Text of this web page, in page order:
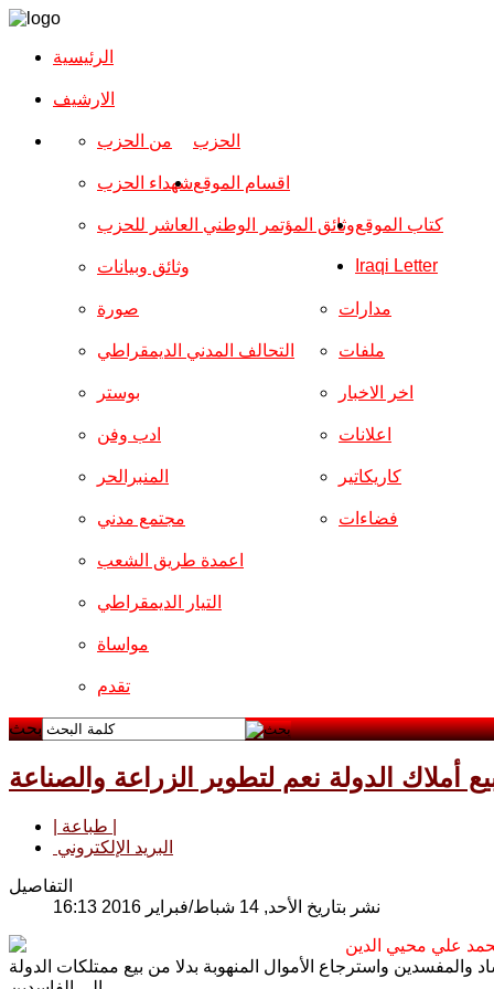
الرئيسية
الارشیف
الحزب من الحزب
شهداء الحزب
وثائق المؤتمر الوطني العاشر للحزب
وثائق وبيانات
اقسام الموقع
صورة
التحالف المدني الديمقراطي
بوستر
ادب وفن
المنبرالحر
مجتمع مدني
مدارات
ملفات
اخر الاخبار
اعلانات
كاريكاتير
فضاءات
اعمدة طريق الشعب
التيار الديمقراطي
مواساة
تقدم
كتاب الموقع
Iraqi Letter
بحث
أملاك الدولة نعم لتطوير الزراعة والصناعة
البريد الإلكتروني
التفاصيل
نشر بتاريخ الأحد, 14 شباط/فبراير 2016 16:13
علي محيي الدين
واسترجاع الأموال المنهوبة بدلا من بيع ممتلكات الدولة